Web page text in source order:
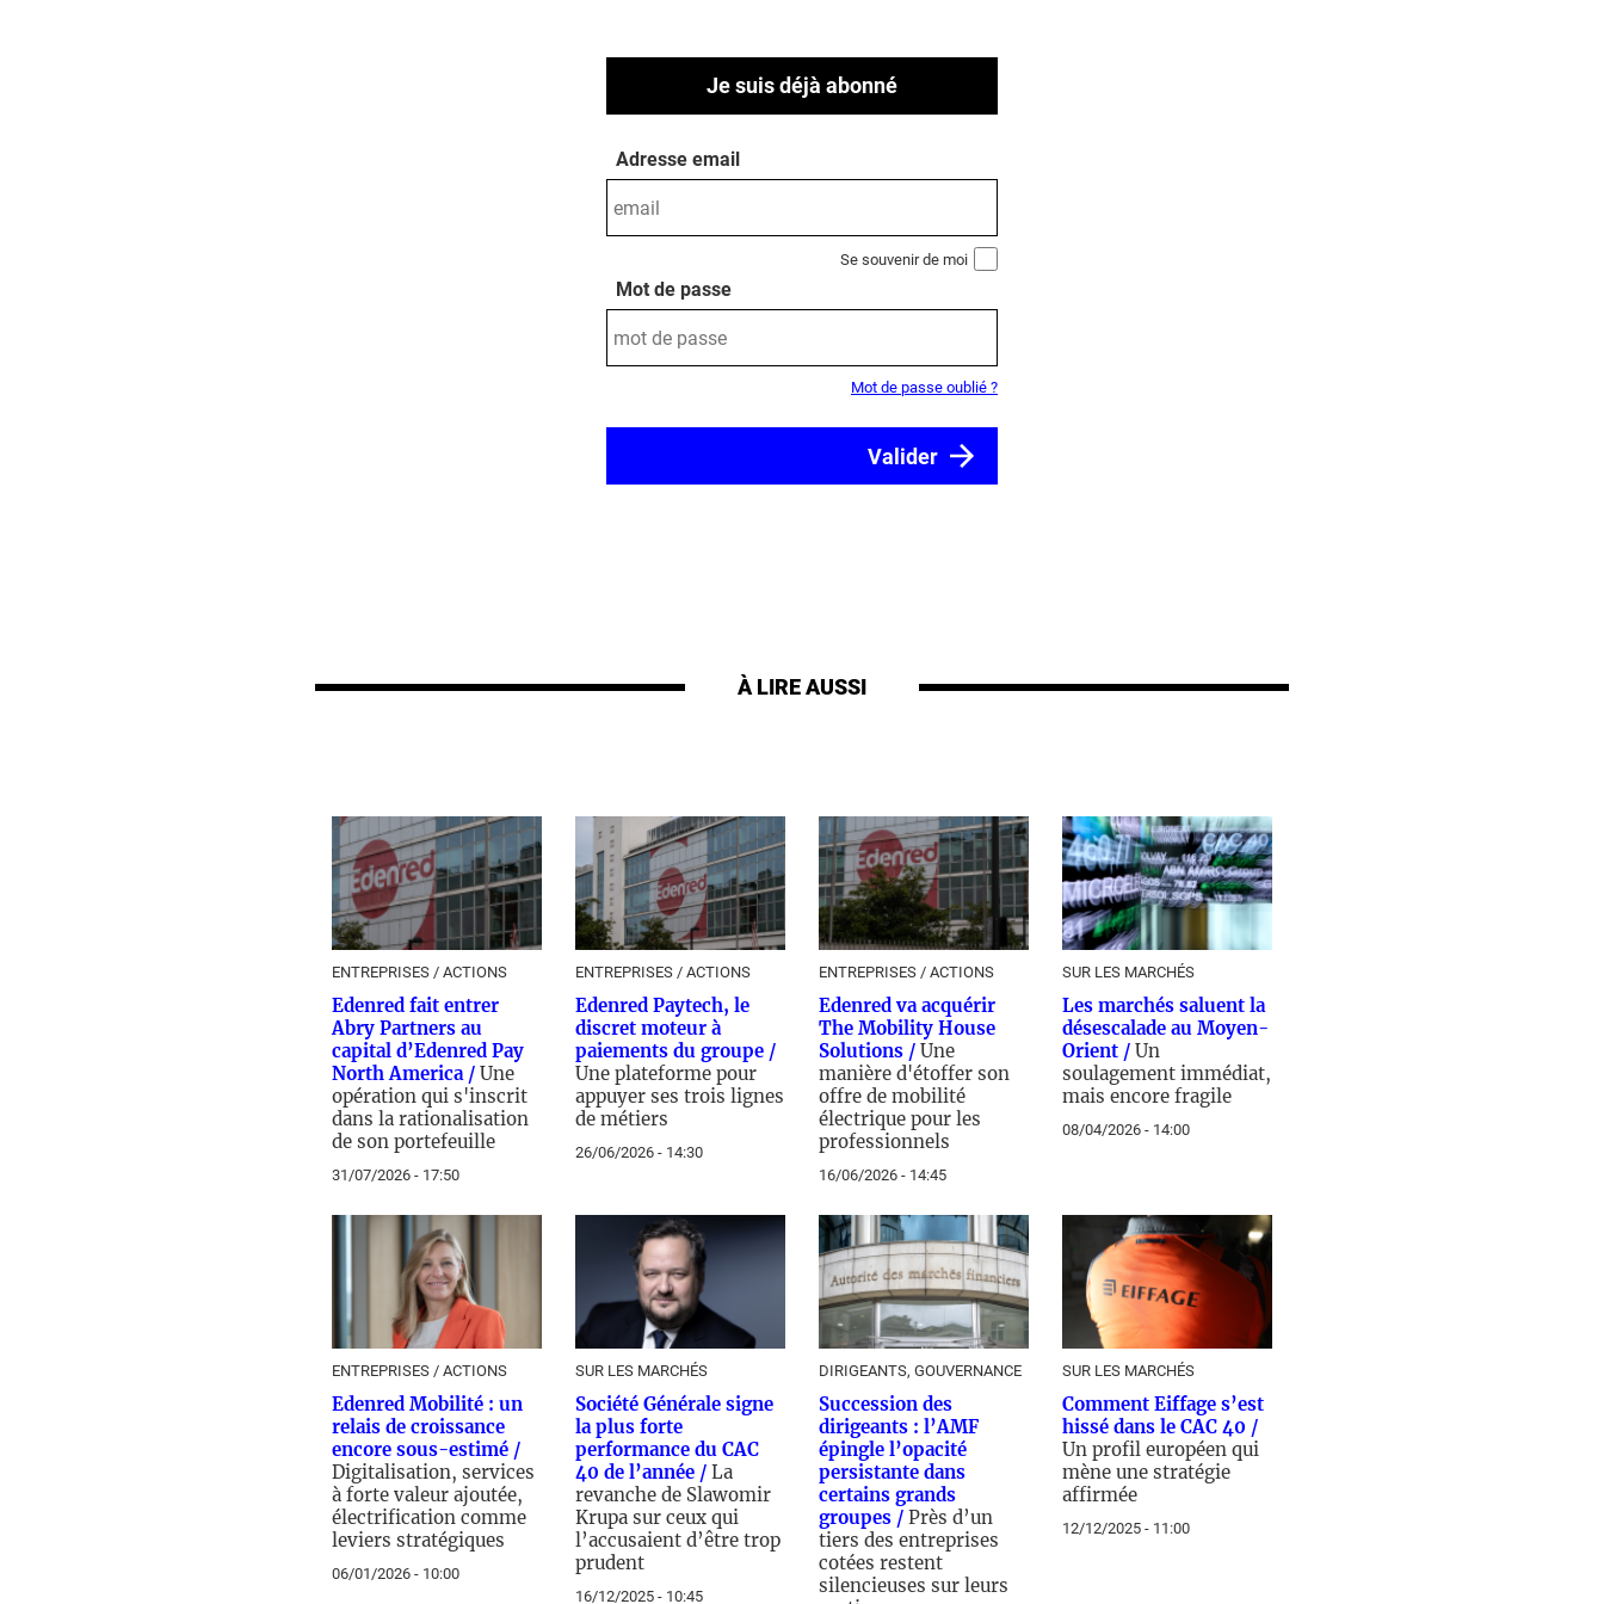
Je suis déjà abonné
Adresse email
Se souvenir de moi
Mot de passe
Mot de passe oublié ?
À LIRE AUSSI
ENTREPRISES / ACTIONS
Edenred fait entrer
Abry Partners au
capital d’Edenred Pay
North America / Une
opération qui s'inscrit
dans la rationalisation
de son portefeuille
31/07/2026 - 17:50
ENTREPRISES / ACTIONS
Edenred Paytech, le
discret moteur à
paiements du groupe /
Une plateforme pour
appuyer ses trois lignes
de métiers
26/06/2026 - 14:30
ENTREPRISES / ACTIONS
Edenred va acquérir
The Mobility House
Solutions / Une
manière d'étoffer son
offre de mobilité
électrique pour les
professionnels
16/06/2026 - 14:45
SUR LES MARCHÉS
Les marchés saluent la
désescalade au Moyen-
Orient / Un
soulagement immédiat,
mais encore fragile
08/04/2026 - 14:00
ENTREPRISES / ACTIONS
Edenred Mobilité : un
relais de croissance
encore sous-estimé /
Digitalisation, services
à forte valeur ajoutée,
électrification comme
leviers stratégiques
06/01/2026 - 10:00
SUR LES MARCHÉS
Société Générale signe
la plus forte
performance du CAC
40 de l’année / La
revanche de Slawomir
Krupa sur ceux qui
l’accusaient d’être trop
prudent
16/12/2025 - 10:45
DIRIGEANTS, GOUVERNANCE
Succession des
dirigeants : l’AMF
épingle l’opacité
persistante dans
certains grands
groupes / Près d’un
tiers des entreprises
cotées restent
silencieuses sur leurs
SUR LES MARCHÉS
Comment Eiffage s’est
hissé dans le CAC 40 /
Un profil européen qui
mène une stratégie
affirmée
12/12/2025 - 11:00